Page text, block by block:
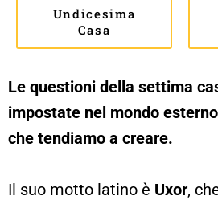
Undicesima
Casa
Le questioni della settima
impostate nel mondo
che tendiamo a creare.
Il suo motto latino è Uxor,